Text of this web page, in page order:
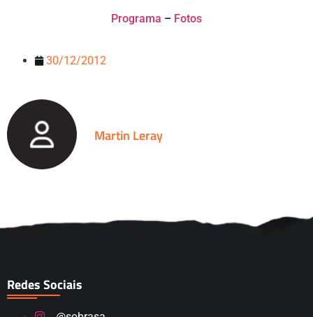
Programa – Fotos
30/12/2012
Martin Leray
Redes Sociais